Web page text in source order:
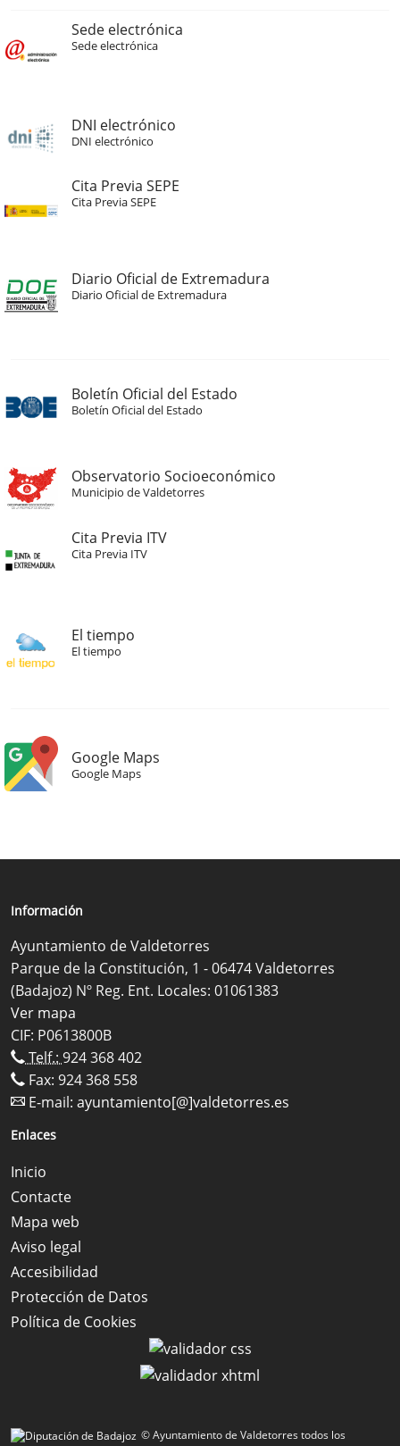
Sede electrónica
Sede electrónica
DNI electrónico
DNI electrónico
Cita Previa SEPE
Cita Previa SEPE
Diario Oficial de Extremadura
Diario Oficial de Extremadura
Boletín Oficial del Estado
Boletín Oficial del Estado
Observatorio Socioeconómico
Municipio de Valdetorres
Cita Previa ITV
Cita Previa ITV
El tiempo
El tiempo
Google Maps
Google Maps
Información
Ayuntamiento de Valdetorres
Parque de la Constitución, 1 - 06474 Valdetorres
(Badajoz) Nº Reg. Ent. Locales: 01061383
Ver mapa
CIF: P0613800B
Telf.: 924 368 402
Fax: 924 368 558
E-mail: ayuntamiento[@]valdetorres.es
Enlaces
Inicio
Contacte
Mapa web
Aviso legal
Accesibilidad
Protección de Datos
Política de Cookies
© Ayuntamiento de Valdetorres todos los